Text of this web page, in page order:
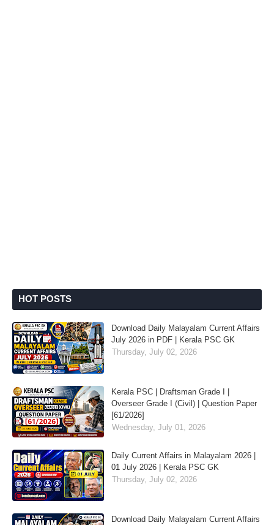
HOT POSTS
Download Daily Malayalam Current Affairs
July 2026 in PDF | Kerala PSC GK
Thursday, July 02, 2026
Kerala PSC | Draftsman Grade I |
Overseer Grade I (Civil) | Question Paper
[61/2026]
Wednesday, July 01, 2026
Daily Current Affairs in Malayalam 2026 |
01 July 2026 | Kerala PSC GK
Thursday, July 02, 2026
Download Daily Malayalam Current Affairs